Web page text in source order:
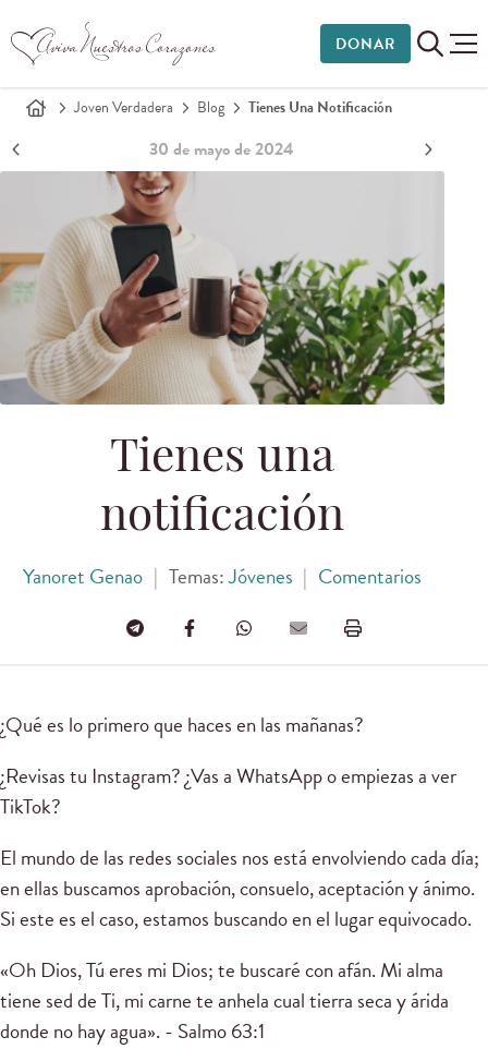
DONAR
Joven Verdadera Blog Tienes Una Notificación
30 de mayo de 2024
Tienes una
notificación
Yanoret Genao | Temas:Jóvenes | Comentarios
¿Qué es lo primero que haces en las mañanas?
¿Revisas tu Instagram? ¿Vas a WhatsApp o empiezas a ver
TikTok?
El mundo de las redes sociales nos está envolviendo cada día;
en ellas buscamos aprobación, consuelo, aceptación y ánimo.
Si este es el caso, estamos buscando en el lugar equivocado.
«Oh Dios, Tú eres mi Dios; te buscaré con afán. Mi alma
tiene sed de Ti, mi carne te anhela cual tierra seca y árida
donde no hay agua». - Salmo 63:1